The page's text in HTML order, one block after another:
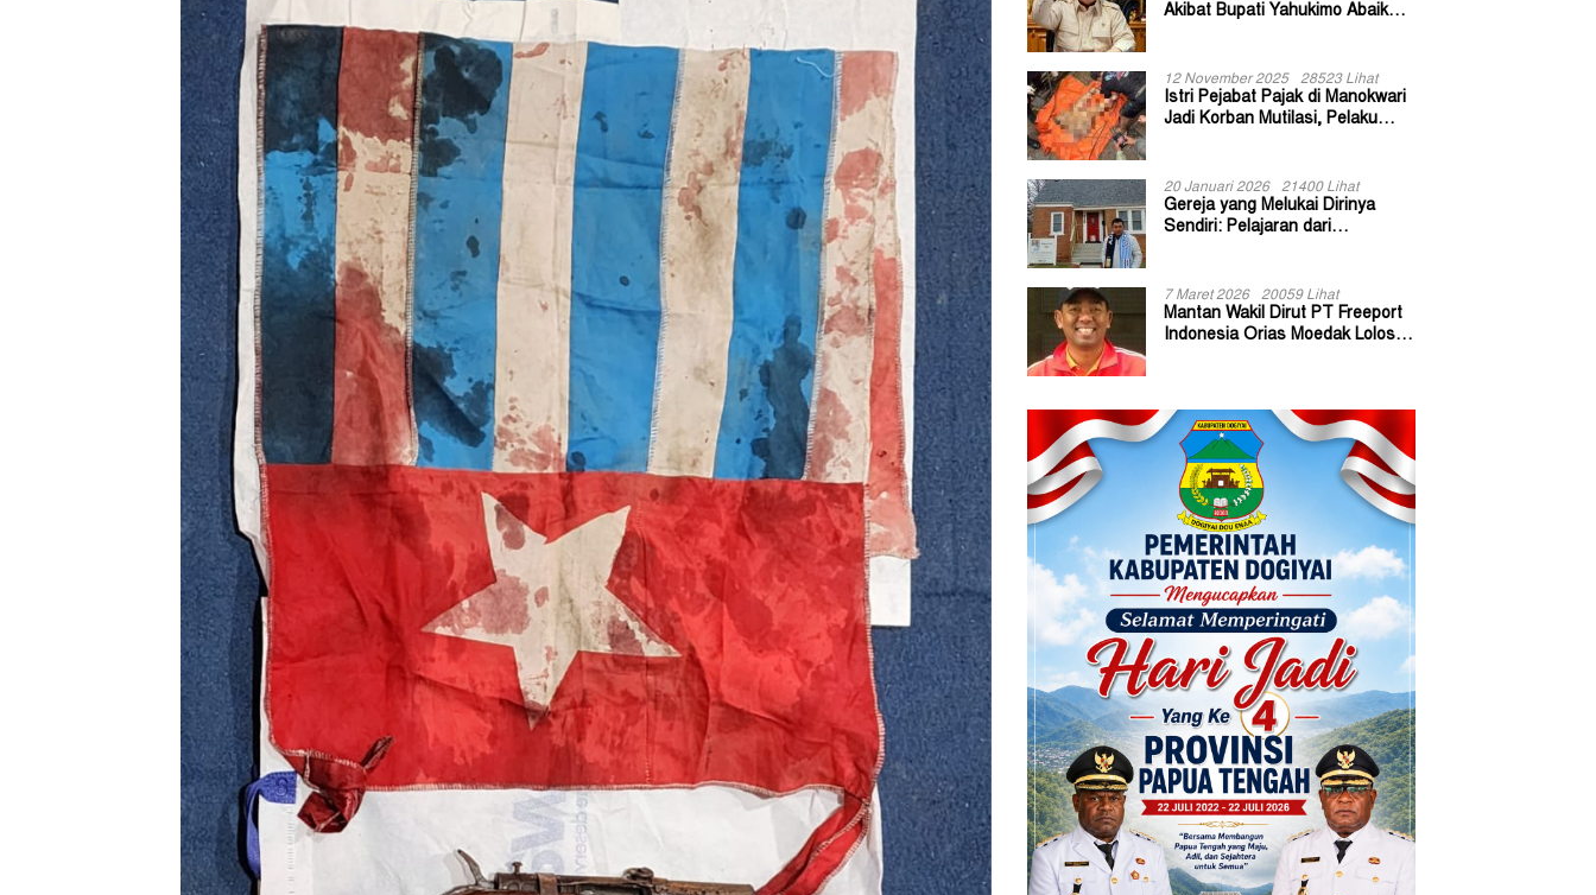
Akibat Bupati Yahukimo Abaikan
12 November 2025 28523 Lihat
Istri Pejabat Pajak di Manokwari
Jadi Korban Mutilasi, Pelaku
20 Januari 2026 21400 Lihat
Gereja yang Melukai Dirinya
Sendiri: Pelajaran dari
7 Maret 2026 20059 Lihat
Mantan Wakil Dirut PT Freeport
Indonesia Orias Moedak Lolos